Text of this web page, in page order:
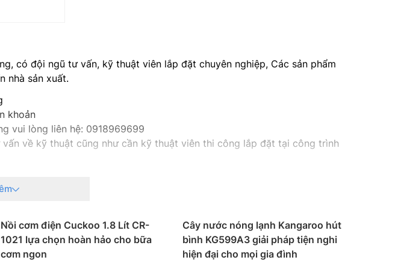
có đội ngũ tư vấn, kỹ thuật viên lắp đặt chuyên nghiệp, Các sản phẩm
nhà sản xuất.
khoản
vui lòng liên hệ: 0918969699
về kỹ thuật cũng như cần kỹ thuật viên thi công lắp đặt tại công trình
Nồi cơm điện Cuckoo 1.8 Lít CR-
1021 lựa chọn hoàn hảo cho bữa
cơm ngon
Cây nước nóng lạnh Kangaroo hút
bình KG599A3 giải pháp tiện nghi
hiện đại cho mọi gia đình